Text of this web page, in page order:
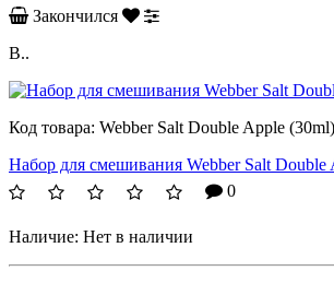
Закончился
B..
Код товара: Webber Salt Double Apple (30ml)
Набор для смешивания Webber Salt Double
0
Наличие: Нет в наличии